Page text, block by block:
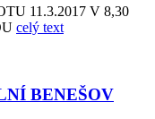
11.3.2017 V 8,30
celý text
BENEŠOV